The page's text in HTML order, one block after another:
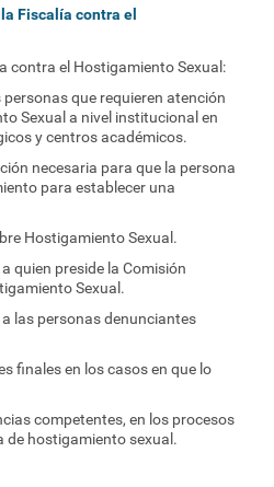
Fiscalía contra el
contra el Hostigamiento Sexual:
que requieren atención
Sexual a nivel institucional en
y centros académicos.
necesaria para que la persona
para establecer una
Hostigamiento Sexual.
quien preside la Comisión
Sexual.
las personas denunciantes
finales en los casos en que lo
competentes, en los procesos
de hostigamiento sexual.